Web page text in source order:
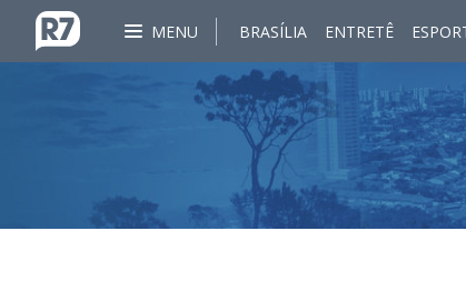
MENU BRASÍLIA ENTRETÊ